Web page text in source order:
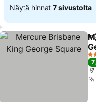
Näytä hinnat 7 sivustolta
4